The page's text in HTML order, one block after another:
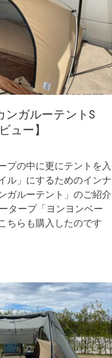
ンガルーテントS
ュー】
プの中に更にテントを入
ル」にするためのインナ
ガルーテント」のご紹介
タープ「ヨンヨンベー
ちらも購入したのです